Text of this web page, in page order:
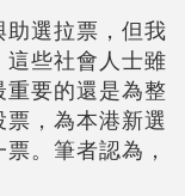
選拉票，但我
些社會人士雖
要的還是為整
，為本港新選
。筆者認為，